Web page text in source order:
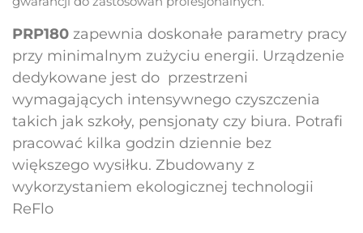
PRP180 zapewnia doskonałe parametry pracy
przy minimalnym zużyciu energii. Urządzenie
dedykowane jest do przestrzeni
wymagających intensywnego czyszczenia
takich jak szkoły, pensjonaty czy biura. Potrafi
pracować kilka godzin dziennie bez
większego wysiłku. Zbudowany z
wykorzystaniem ekologicznej technologii
ReFlo